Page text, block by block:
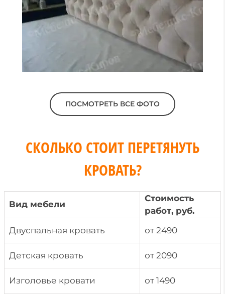
ПОСМОТРЕТЬ ВСЕ ФОТО
СКОЛЬКО СТОИТ ПЕРЕТЯНУТЬ
КРОВАТЬ?
Вид мебели
Стоимость
работ, руб.
Двуспальная кровать
от 2490
Детская кровать от 2090
Изголовье кровати
от 1490